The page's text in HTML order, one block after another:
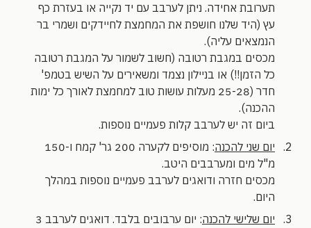
תערובת אחידה. ניתן לערבב עם יד נקייה או בעזרת כף
עץ (היד שלנו חושפת את המחמצת לחיידקים ושמרי בר
הנמצאים עליה).
מכסים במגבת רטובה (חשוב לשמור על המגבת רטובה
כל הזמן!!) או בניילון נצמד ומשאירים על השיש בטמפ'
חדר (25-28 מעלות עושות טוב למחמצת לאורך כל ימות
ההכנה).
ביום זה יש לערבב קלות פעמיים נוספות.
יום שני להכנה
: מוסיפים לקערה 200 גר' קמח ו-150
מ"ל מים ומערבבים היטב.
מכסים חזרה ודואגים לערבב פעמיים נוספות במהלך
היום.
יום שלישי להכנה
: יום ערבובים בלבד. דואגים לערבב 3